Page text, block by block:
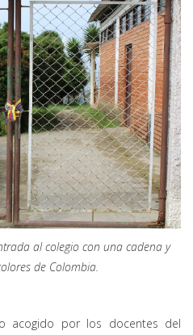
al colegio con una cadena y
de Colombia.
acogido por los docentes del